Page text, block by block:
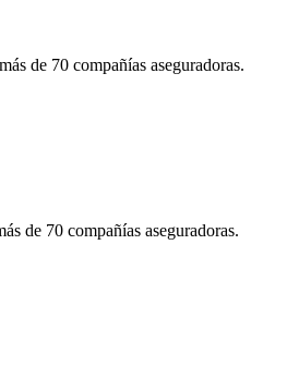
de 70 compañías aseguradoras.
de 70 compañías aseguradoras.